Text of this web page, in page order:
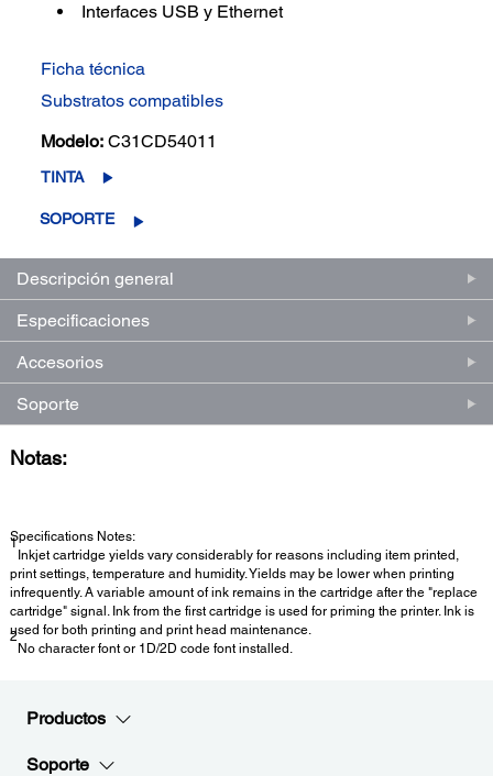
Interfaces USB y Ethernet
Ficha técnica
Substratos compatibles
Modelo: C31CD54011
TINTA
SOPORTE
Descripción general
Especificaciones
Accesorios
Soporte
Notas:
Specifications Notes:
1
Inkjet cartridge yields vary considerably for reasons including item printed,
print settings, temperature and humidity. Yields may be lower when printing
infrequently. A variable amount of ink remains in the cartridge after the "replace
cartridge" signal. Ink from the first cartridge is used for priming the printer. Ink is
used for both printing and print head maintenance.
2
No character font or 1D/2D code font installed.
Productos
Soporte